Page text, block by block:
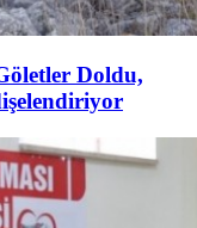
Doldu,